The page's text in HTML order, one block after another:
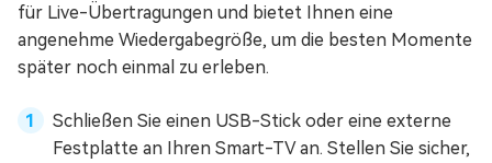
für Live-Übertragungen und bietet Ihnen eine
angenehme Wiedergabegröße, um die besten Momente
später noch einmal zu erleben.
Schließen Sie einen USB-Stick oder eine externe
Festplatte an Ihren Smart-TV an. Stellen Sie sicher,